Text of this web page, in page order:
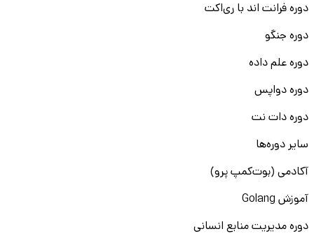
دوره فرانت اند با ری‌اکت
دوره جنگو
دوره علم داده
دوره دواپس
دوره دات نت
سایر دوره‌ها
آکادمی (بوت‌کمپ پرو)
آموزش Golang
دوره مدیریت منابع انسانی